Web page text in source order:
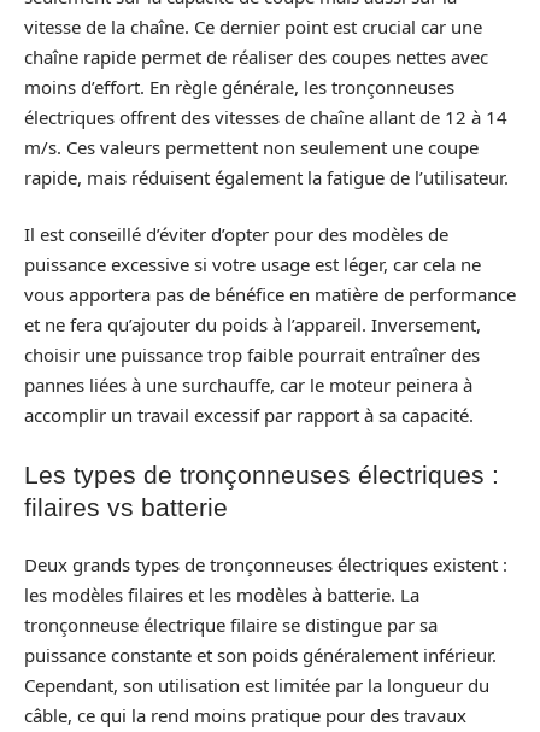
vitesse de la chaîne. Ce dernier point est crucial car une
chaîne rapide permet de réaliser des coupes nettes avec
moins d’effort. En règle générale, les tronçonneuses
électriques offrent des vitesses de chaîne allant de 12 à 14
m/s. Ces valeurs permettent non seulement une coupe
rapide, mais réduisent également la fatigue de l’utilisateur.
Il est conseillé d’éviter d’opter pour des modèles de
puissance excessive si votre usage est léger, car cela ne
vous apportera pas de bénéfice en matière de performance
et ne fera qu’ajouter du poids à l’appareil. Inversement,
choisir une puissance trop faible pourrait entraîner des
pannes liées à une surchauffe, car le moteur peinera à
accomplir un travail excessif par rapport à sa capacité.
Les types de tronçonneuses électriques :
filaires vs batterie
Deux grands types de tronçonneuses électriques existent :
les modèles filaires et les modèles à batterie. La
tronçonneuse électrique filaire se distingue par sa
puissance constante et son poids généralement inférieur.
Cependant, son utilisation est limitée par la longueur du
câble, ce qui la rend moins pratique pour des travaux